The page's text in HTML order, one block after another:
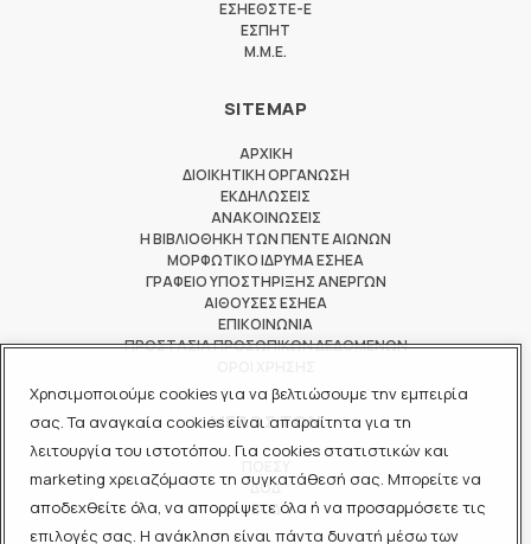
Χρησιμοποιούμε cookies για να βελτιώσουμε την εμπειρία
σας. Τα αναγκαία cookies είναι απαραίτητα για τη
λειτουργία του ιστοτόπου. Για cookies στατιστικών και
marketing χρειαζόμαστε τη συγκατάθεσή σας. Μπορείτε να
αποδεχθείτε όλα, να απορρίψετε όλα ή να προσαρμόσετε τις
επιλογές σας. Η ανάκληση είναι πάντα δυνατή μέσω των
ΕΣΗΕΘΣΤΕ-Ε
ΕΣΠΗΤ
M.M.E.
SITEMAP
ΑΡΧΙΚΗ
ΔΙΟΙΚΗΤΙΚΗ ΟΡΓΑΝΩΣΗ
ΕΚΔΗΛΩΣΕΙΣ
ΑΝΑΚΟΙΝΩΣΕΙΣ
Η ΒΙΒΛΙΟΘΗΚΗ ΤΩΝ ΠΕΝΤΕ ΑΙΩΝΩΝ
ΜΟΡΦΩΤΙΚΟ ΙΔΡΥΜΑ ΕΣΗΕΑ
ΓΡΑΦΕΙΟ ΥΠΟΣΤΗΡΙΞΗΣ ΑΝΕΡΓΩΝ
ΑΙΘΟΥΣΕΣ ΕΣΗΕΑ
ΕΠΙΚΟΙΝΩΝΙΑ
ΠΡΟΣΤΑΣΙΑ ΠΡΟΣΩΠΙΚΩΝ ΔΕΔΟΜΕΝΩΝ
ΜΕΛΟΣ ΤΩΝ
ΔΟΔ
ΕΟΔ